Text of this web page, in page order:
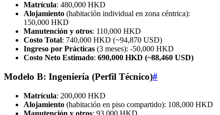
Matrícula: 480,000 HKD
Alojamiento (habitación individual en zona céntrica):
150,000 HKD
Manutención y otros: 110,000 HKD
Costo Total: 740,000 HKD (~94,870 USD)
Ingreso por Prácticas (3 meses): -50,000 HKD
Costo Neto Estimado: 690,000 HKD (~88,460 USD)
Modelo B: Ingeniería (Perfil Técnico)#
Matrícula: 200,000 HKD
Alojamiento (habitación en piso compartido): 108,000 HKD
Manutención y otros: 93,000 HKD